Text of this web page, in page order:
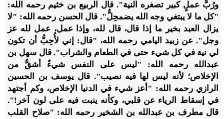
ورُبَّ عملٍ كبير تصغره النية". قال الربيع بن خثيم رحمه الله:
"كل ما لا يبتغي وجه الله يضمحِلُّ". قال الحسن رحمه الله: "لا
يزال العبد بخير ما إذا قال، قال لله، وإذا عمل، عمل لله عز
وجل". عن زبيد اليامي رحمه الله، "قال: إني لأُحِبُّ أن تكون
لي نية في كل شيء حتى في الطعام والشراب". قال سهل بن
عبدالله رحمه الله: "ليس على النفس شيءٌ أشقُّ من
الإخلاص؛ لأنه ليس لها فيه نصيب". قال يوسف بن الحسين
الرازي رحمه الله: "أعز شيء في الدنيا الإخلاص، وكم أجتهد
في إسقاط الرياء عن قلبي، وكأنه ينبت فيه على لون آخر!".
قال مطرف بن عبدالله بن الشخير رحمه الله: "صلاح القلب